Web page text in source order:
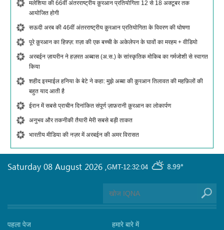
मलेशिया की 66वीं अंतरराष्ट्रीय क़ुरआन प्रतियोगिता 12 से 18 अक्टूबर तक
आयोजित होगी
सऊदी अरब की 46वीं अंतरराष्ट्रीय क़ुरआन प्रतियोगिता के विवरण की घोषणा
पूरे क़ुरआन का हिफ़्ज़: ग़ज़ा की एक बच्ची के अकेलेपन के घावों का मरहम + वीडियो
अरबईन ज़ायरीन ने हज़रत अब्बास (अ.स.) के सांस्कृतिक मोकिब का गर्मजोशी से स्वागत
किया
शहीद इस्माईल हनिया के बेटे ने कहा: मुझे अब्बा की क़ुरआन तिलावत की महफ़िलों की
बहुत याद आती है
ईरान में सबसे प्राचीन दिनांकित संपूर्ण ज़ाफ़रानी क़ुरआन का लोकार्पण
अनुभव और तकनीकी तैयारी मेरी सबसे बड़ी ताकत
भारतीय मीडिया की नज़र में अरबईन की अमर विरासत
GMT-12:32:04 8.99°
Saturday 08 August 2026 ,
पहला पेज हमारे बारे में